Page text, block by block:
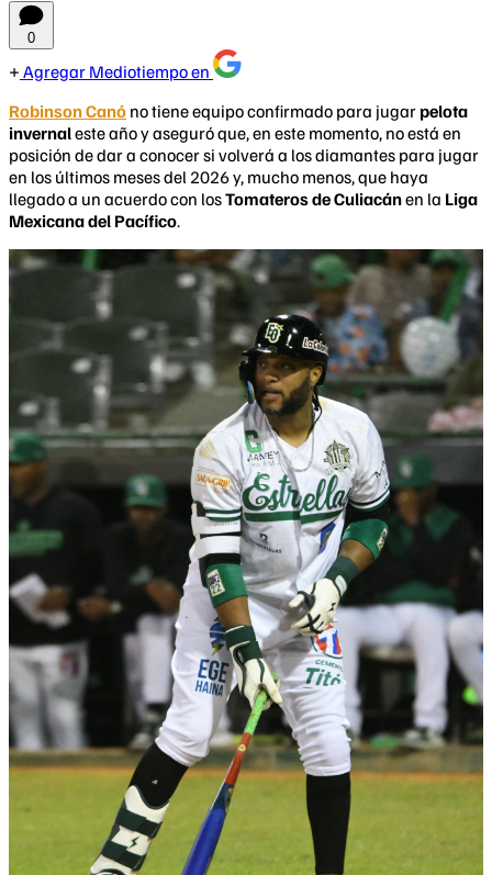
0
Agregar Mediotiempo en
Robinson Canó no tiene equipo confirmado para jugar pelota
invernaleste año y aseguró que, en este momento, no está en
posición de dar a conocer si volverá a los diamantes para jugar
en los últimos meses del 2026 y, mucho menos, que haya
llegado a un acuerdo con losTomateros de Culiacánen la Liga
Mexicana del Pacífico.